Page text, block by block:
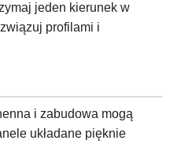
jeden kierunek w
profilami i
i zabudowa mogą
układane pięknie